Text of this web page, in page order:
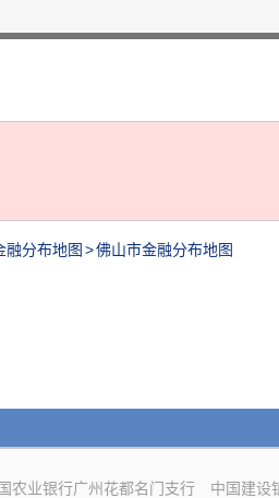
融分布地图 >佛山市金融分布地图
农业银行广州花都名门支行
中国建设